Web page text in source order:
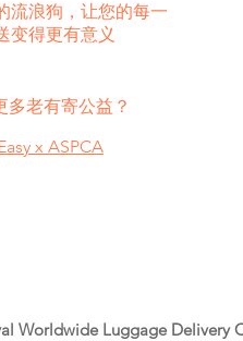
流浪狗，让您的每一
变得更有意义
多老有寄公益？
x ASPCA
Worldwide Luggage Delivery